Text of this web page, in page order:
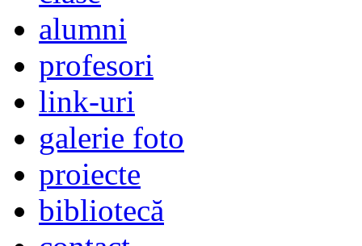
alumni
profesori
link-uri
galerie foto
proiecte
bibliotecă